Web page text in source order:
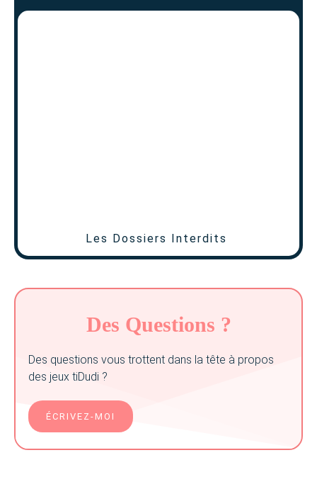
Les Dossiers Interdits
Des Questions ?
Des questions vous trottent dans la tête à propos
des jeux tiDudi ?
ÉCRIVEZ-MOI